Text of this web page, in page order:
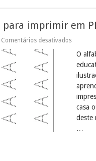
imprimir em
Comentários desativadosem
para
imprimir
em
infantil
O
casa
deste